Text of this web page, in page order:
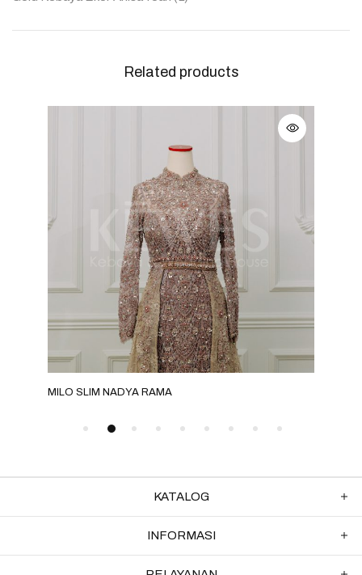
Related products
MILO SLIM NADYA RAMA
KATALOG
INFORMASI